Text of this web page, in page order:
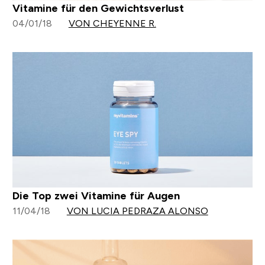
Vitamine für den Gewichtsverlust
04/01/18 VON CHEYENNE R.
Die Top zwei Vitamine für Augen
11/04/18 VON LUCIA PEDRAZA ALONSO